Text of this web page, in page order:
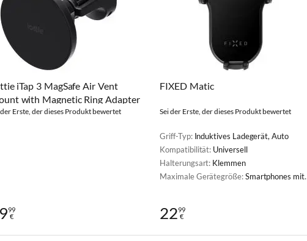
iTap 3 MagSafe Air Vent
with Magnetic Ring Adapter
der Erste, der dieses Produkt bewertet
99
€
FIXED Matic
Sei der Erste, der dieses Produkt bewertet
Griff-Typ: Induktives Ladegerät, Auto
Kompatibilität: Universell
Halterungsart: Klemmen
Maximale Gerätegröße:Smartphones mit einer Breite von 60 mm bis 80 mm
2299
€